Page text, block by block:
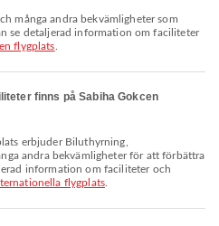
se detaljerad information om faciliteter
flygplats
finns på Sabiha Gokcen
andra bekvämligheter för att förbättra
information om faciliteter och
flygplats